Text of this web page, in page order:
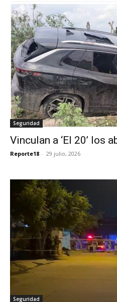
Seguridad
Vinculan a ‘El 20’ los
Reporte18 - 29 julio, 2026
Seguridad